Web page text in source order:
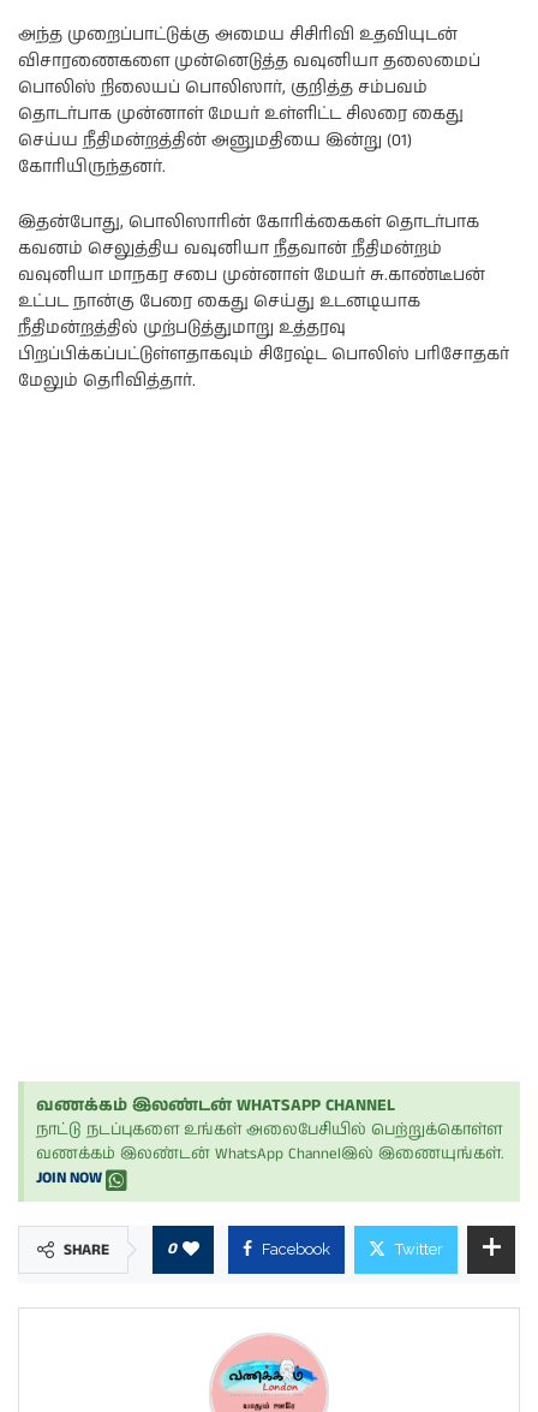
அந்த முறைப்பாட்டுக்கு அமைய சிசிரிவி உதவியுடன்
விசாரணைகளை முன்னெடுத்த வவுனியா தலைமைப்
பொலிஸ் நிலையப் பொலிஸார், குறித்த சம்பவம்
தொடர்பாக முன்னாள் மேயர் உள்ளிட்ட சிலரை கைது
செய்ய நீதிமன்றத்தின் அனுமதியை இன்று (01)
கோரியிருந்தனர்.
இதன்போது, பொலிஸாரின் கோரிக்கைகள் தொடர்பாக
கவனம் செலுத்திய வவுனியா நீதவான் நீதிமன்றம்
வவுனியா மாநகர சபை முன்னாள் மேயர் சு.காண்டீபன்
உட்பட நான்கு பேரை கைது செய்து உடனடியாக
நீதிமன்றத்தில் முற்படுத்துமாறு உத்தரவு
பிறப்பிக்கப்பட்டுள்ளதாகவும் சிரேஷ்ட பொலிஸ் பரிசோதகர்
மேலும் தெரிவித்தார்.
வணக்கம் இலண்டன் WHATSAPP CHANNEL
நாட்டு நடப்புகளை உங்கள் அலைபேசியில் பெற்றுக்கொள்ள
வணக்கம் இலண்டன் WhatsApp Channelஇல் இணையுங்கள்.
JOIN NOW
SHARE 0 Facebook Twitter